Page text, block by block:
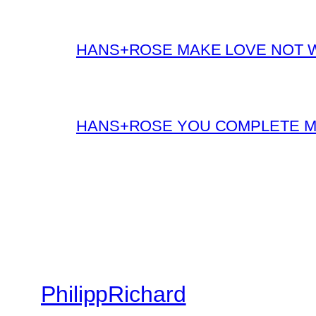
HANS+ROSE MAKE LOVE NOT
HANS+ROSE YOU COMPLETE
PhilippRichard